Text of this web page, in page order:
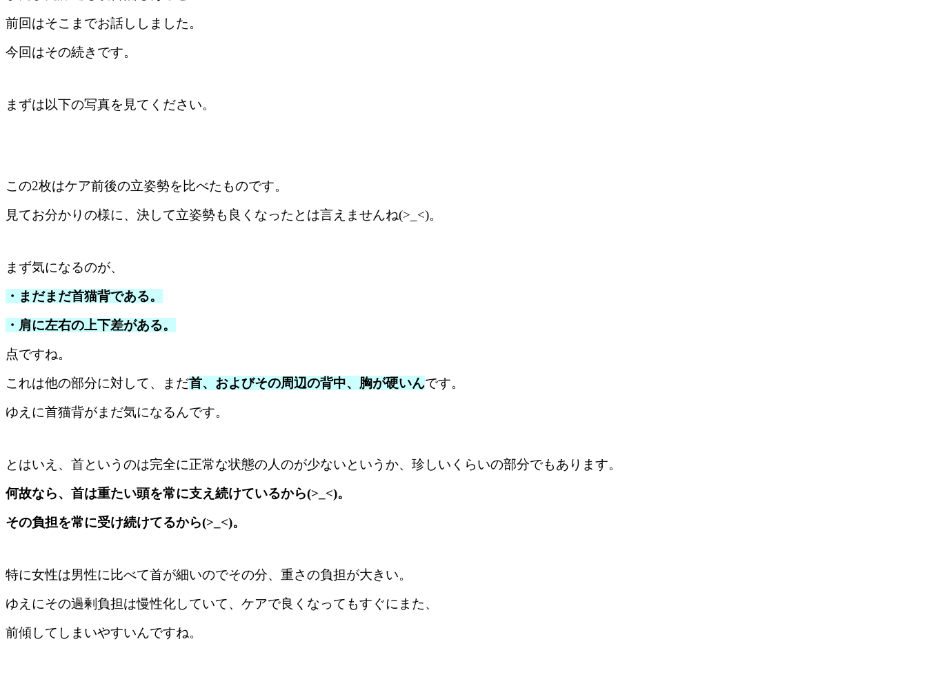
前回はそこまでお話ししました。
今回はその続きです。
まずは以下の写真を見てください。
この2枚はケア前後の立姿勢を比べたものです。
見てお分かりの様に、決して立姿勢も良くなったとは言えませんね(>_<)。
まず気になるのが、
・まだまだ首猫背である。
・肩に左右の上下差がある。
点ですね。
これは他の部分に対して、まだ首、およびその周辺の背中、胸が硬いんです。
ゆえに首猫背がまだ気になるんです。
とはいえ、首というのは完全に正常な状態の人のが少ないというか、珍しいくらいの部分でもあります。
何故なら、首は重たい頭を常に支え続けているから(>_<)。
その負担を常に受け続けてるから(>_<)。
特に女性は男性に比べて首が細いのでその分、重さの負担が大きい。
ゆえにその過剰負担は慢性化していて、ケアで良くなってもすぐにまた、
前傾してしまいやすいんですね。